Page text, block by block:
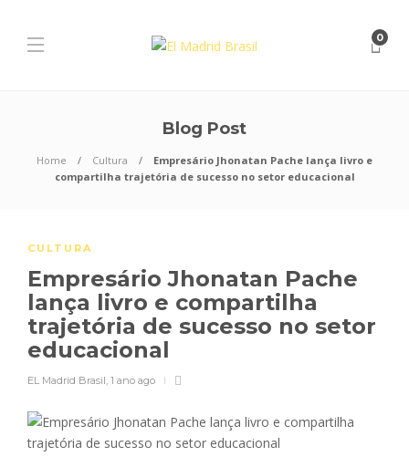
0
Blog Post
Home Cultura
Empresário Jhonatan Pache lança livro e
compartilha trajetória de sucesso no setor educacional
CULTURA
Empresário Jhonatan Pache
lança livro e compartilha
trajetória de sucesso no setor
educacional
EL Madrid Brasil, 1 ano ago